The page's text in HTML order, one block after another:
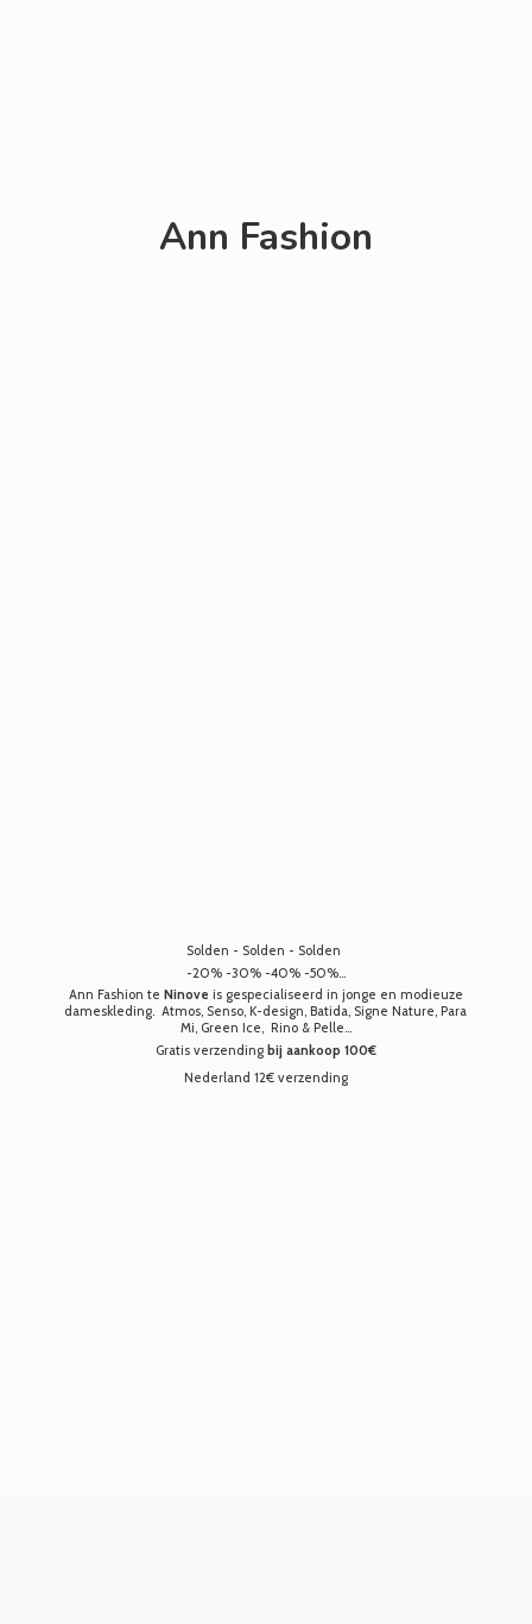
Ann Fashion
Solden - Solden - Solden
-20% -30% -40% -50%...
Ann Fashion te Ninove is gespecialiseerd in jonge en modieuze
dameskleding. Atmos, Senso, K-design, Batida, Signe Nature, Para
Mi, Green Ice, Rino & Pelle...
Gratis verzending bij aankoop 100€
Nederland 12€ verzending